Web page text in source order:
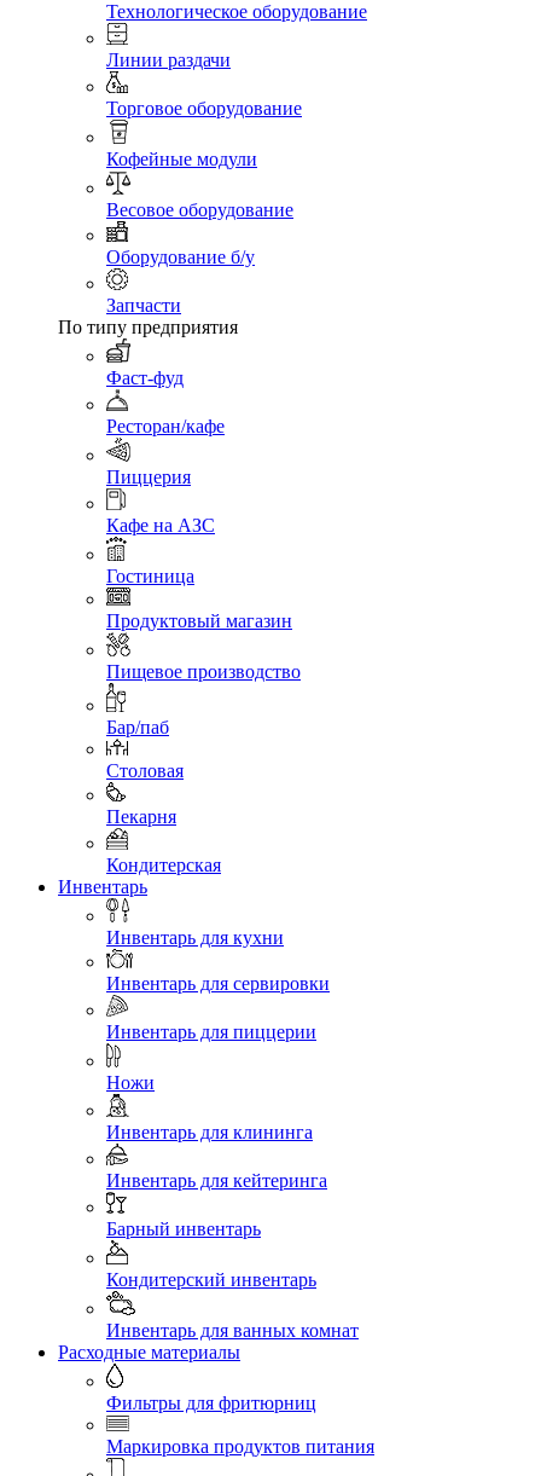
Технологическое оборудование
Линии раздачи
Торговое оборудование
Кофейные модули
Весовое оборудование
Оборудование б/у
Запчасти
По типу предприятия
Фаст-фуд
Ресторан/кафе
Пиццерия
Кафе на АЗС
Гостиница
Продуктовый магазин
Пищевое производство
Бар/паб
Столовая
Пекарня
Кондитерская
Инвентарь
Инвентарь для кухни
Инвентарь для сервировки
Инвентарь для пиццерии
Ножи
Инвентарь для клининга
Инвентарь для кейтеринга
Барный инвентарь
Кондитерский инвентарь
Инвентарь для ванных комнат
Расходные материалы
Фильтры для фритюрниц
Маркировка продуктов питания